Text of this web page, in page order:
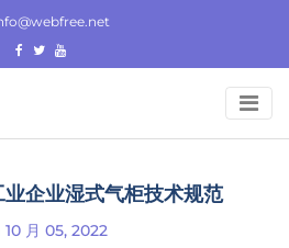
企业湿式气柜技术规范
月 05, 2022